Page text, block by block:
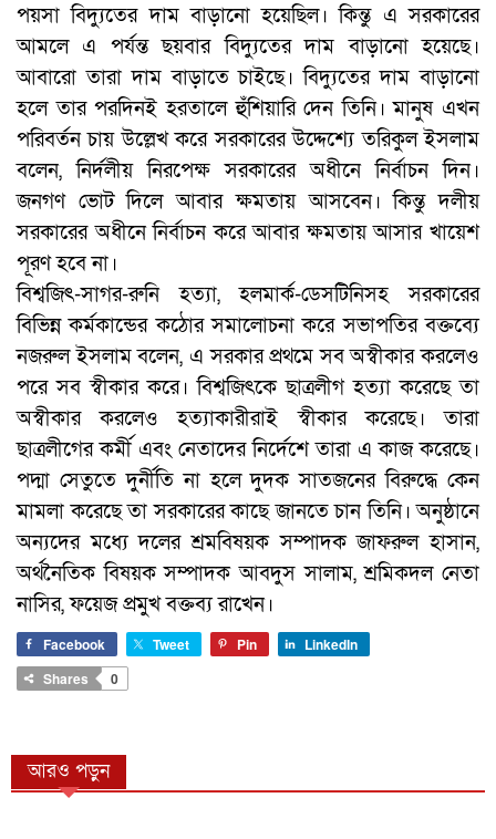
পয়সা বিদ্যুতের দাম বাড়ানো হয়েছিল। কিন্তু এ সরকারের
আমলে এ পর্যন্ত ছয়বার বিদ্যুতের দাম বাড়ানো হয়েছে।
আবারো তারা দাম বাড়াতে চাইছে। বিদ্যুতের দাম বাড়ানো
হলে তার পরদিনই হরতালে হুঁশিয়ারি দেন তিনি। মানুষ এখন
পরিবর্তন চায় উল্লেখ করে সরকারের উদ্দেশ্যে তরিকুল ইসলাম
বলেন, নির্দলীয় নিরপেক্ষ সরকারের অধীনে নির্বাচন দিন।
জনগণ ভোট দিলে আবার ক্ষমতায় আসবেন। কিন্তু দলীয়
সরকারের অধীনে নির্বাচন করে আবার ক্ষমতায় আসার খায়েশ
পূরণ হবে না।
বিশ্বজিৎ-সাগর-রুনি হত্যা, হলমার্ক-ডেসটিনিসহ সরকারের
বিভিন্ন কর্মকান্ডের কঠোর সমালোচনা করে সভাপতির বক্তব্যে
নজরুল ইসলাম বলেন, এ সরকার প্রথমে সব অস্বীকার করলেও
পরে সব স্বীকার করে। বিশ্বজিৎকে ছাত্রলীগ হত্যা করেছে তা
অস্বীকার করলেও হত্যাকারীরাই স্বীকার করেছে। তারা
ছাত্রলীগের কর্মী এবং নেতাদের নির্দেশে তারা এ কাজ করেছে।
পদ্মা সেতুতে দুর্নীতি না হলে দুদক সাতজনের বিরুদ্ধে কেন
মামলা করেছে তা সরকারের কাছে জানতে চান তিনি। অনুষ্ঠানে
অন্যদের মধ্যে দলের শ্রমবিষয়ক সম্পাদক জাফরুল হাসান,
অর্থনৈতিক বিষয়ক সম্পাদক আবদুস সালাম, শ্রমিকদল নেতা
নাসির, ফয়েজ প্রমুখ বক্তব্য রাখেন।
Facebook Tweet Pin
LinkedIn
Shares
0
আরও পড়ুন